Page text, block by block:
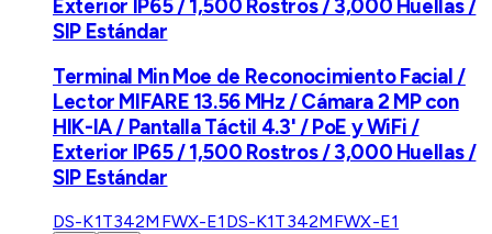
Exterior IP65 / 1,500 Rostros / 3,000 Huellas /
SIP Estándar
Terminal Min Moe de Reconocimiento Facial /
Lector MIFARE 13.56 MHz / Cámara 2 MP con
HIK-IA / Pantalla Táctil 4.3' / PoE y WiFi /
Exterior IP65 / 1,500 Rostros / 3,000 Huellas /
SIP Estándar
DS-K1T342MFWX-E1 DS-K1T342MFWX-E1